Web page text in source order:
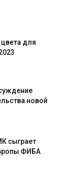
для
новой
сыграет
ФИБА